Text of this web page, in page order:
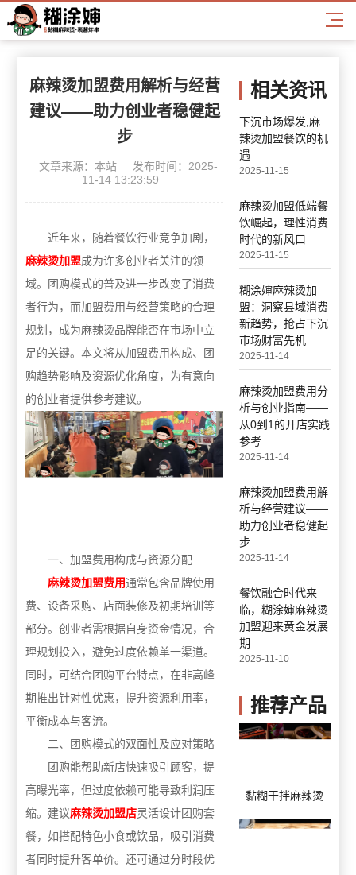
麻辣烫加盟费用解析与经营
建议——助力创业者稳健起
步
文章来源：本站
发布时间：2025-
11-14 13:23:59
近年来，随着餐饮行业竞争加剧，
麻辣烫加盟成为许多创业者关注的领
域。团购模式的普及进一步改变了消费
者行为，而加盟费用与经营策略的合理
规划，成为麻辣烫品牌能否在市场中立
足的关键。本文将从加盟费用构成、团
购趋势影响及资源优化角度，为有意向
的创业者提供参考建议。
一、加盟费用构成与资源分配
麻辣烫加盟费用通常包含品牌使用
费、设备采购、店面装修及初期培训等
部分。创业者需根据自身资金情况，合
理规划投入，避免过度依赖单一渠道。
同时，可结合团购平台特点，在非高峰
期推出针对性优惠，提升资源利用率，
平衡成本与客流。
二、团购模式的双面性及应对策略
团购能帮助新店快速吸引顾客，提
高曝光率，但过度依赖可能导致利润压
缩。建议麻辣烫加盟店灵活设计团购套
餐，如搭配特色小食或饮品，吸引消费
者同时提升客单价。还可通过分时段优
相关资讯
下沉市场爆发,麻
辣烫加盟餐饮的机
遇
2025-11-15
麻辣烫加盟低端餐
饮崛起，理性消费
时代的新风口
2025-11-15
糊涂婶麻辣烫加
盟：洞察县域消费
新趋势，抢占下沉
市场财富先机
2025-11-14
麻辣烫加盟费用分
析与创业指南——
从0到1的开店实践
参考
2025-11-14
麻辣烫加盟费用解
析与经营建议——
助力创业者稳健起
步
2025-11-14
餐饮融合时代来
临，糊涂婶麻辣烫
加盟迎来黄金发展
期
2025-11-10
推荐产品
黏糊干拌麻辣烫